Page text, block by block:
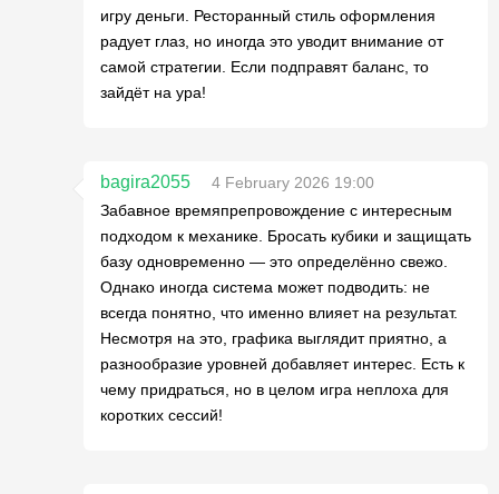
игру деньги. Ресторанный стиль оформления
радует глаз, но иногда это уводит внимание от
самой стратегии. Если подправят баланс, то
зайдёт на ура!
bagira2055
4 February 2026 19:00
Забавное времяпрепровождение с интересным
подходом к механике. Бросать кубики и защищать
базу одновременно — это определённо свежо.
Однако иногда система может подводить: не
всегда понятно, что именно влияет на результат.
Несмотря на это, графика выглядит приятно, а
разнообразие уровней добавляет интерес. Есть к
чему придраться, но в целом игра неплоха для
коротких сессий!